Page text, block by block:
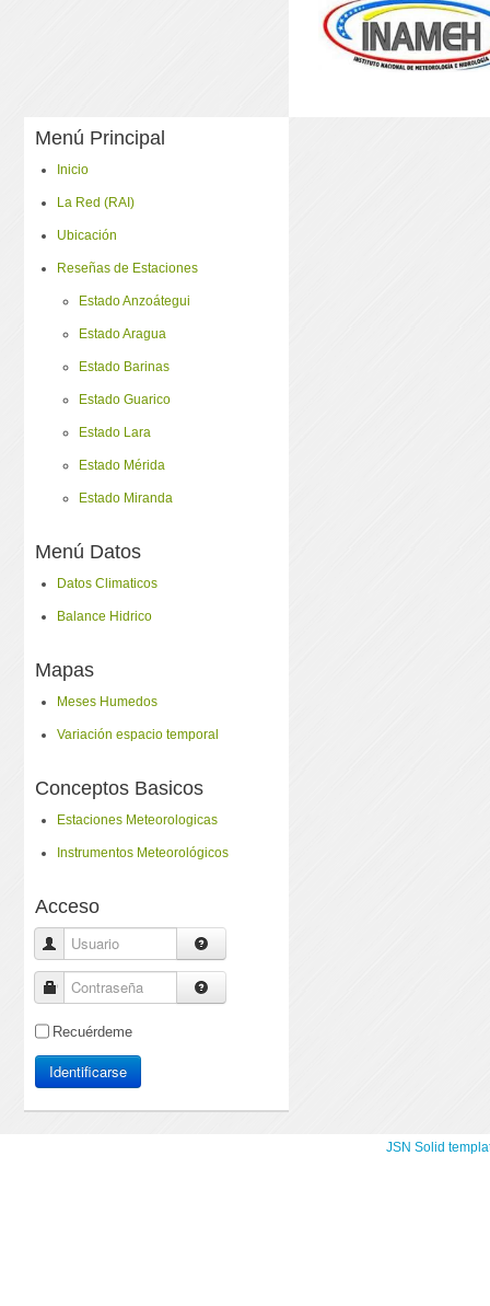
Menú Principal
Inicio
La Red (RAI)
Ubicación
Reseñas de Estaciones
Estado Anzoátegui
Estado Aragua
Estado Barinas
Estado Guarico
Estado Lara
Estado Mérida
Estado Miranda
Menú Datos
Datos Climaticos
Balance Hidrico
Mapas
Meses Humedos
Variación espacio temporal
Conceptos Basicos
Estaciones Meteorologicas
Instrumentos Meteorológicos
Acceso
Usuario
Contraseña
Recuérdeme
Identificarse
JSN Solid